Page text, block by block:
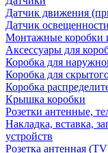
Датчик движения
Датчик освещенности
Монтажные коробки
Аксессуары для
Коробка для
Коробка для
Коробка
Крышка коробки
Розетки антенные,
Накладка, вставка,
устройств
Розетка антенная